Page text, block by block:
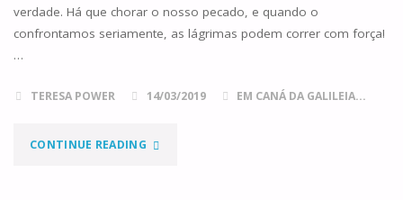
DE
verdade. Há que chorar o nosso pecado, e quando o
confrontamos seriamente, as lágrimas podem correr com força!
…
TERESA POWER 14/03/2019 EM CANÁ DA GALILEIA...
CONTINUE READING"O